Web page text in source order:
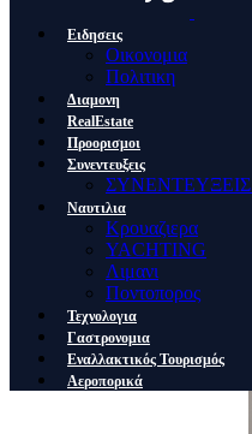
Ειδησεις
Οικονομια
Πολιτικη
Διαμονη
RealEstate
Προορισμοι
Συνεντευξεις
Ναυτιλια
Κρουαζιερα
YACHTING
Λιμανι
Ποντοπορος
Τεχνολογια
Γαστρονομια
Εναλλακτικός Τουρισμός
Αεροπορικά